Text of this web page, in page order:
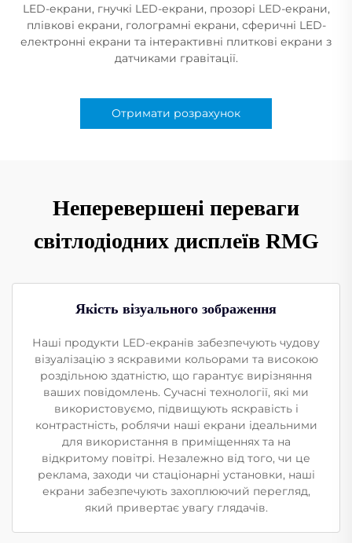
LED-екрани, гнучкі LED-екрани, прозорі LED-екрани,
плівкові екрани, голограмні екрани, сферичні LED-
електронні екрани та інтерактивні плиткові екрани з
датчиками гравітації.
Отримати розрахунок
Неперевершені переваги
світлодіодних дисплеїв RMG
Якість візуального зображення
Наші продукти LED-екранів забезпечують чудову
візуалізацію з яскравими кольорами та високою
роздільною здатністю, що гарантує вирізняння
ваших повідомлень. Сучасні технології, які ми
використовуємо, підвищують яскравість і
контрастність, роблячи наші екрани ідеальними
для використання в приміщеннях та на
відкритому повітрі. Незалежно від того, чи це
реклама, заходи чи стаціонарні установки, наші
екрани забезпечують захоплюючий перегляд,
який привертає увагу глядачів.